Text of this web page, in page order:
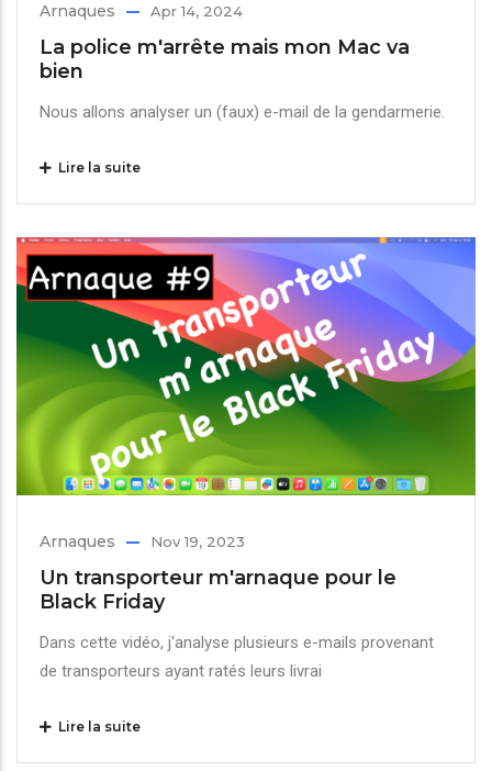
Arnaques Apr 14, 2024
La police m'arrête mais mon Mac va
bien
Nous allons analyser un (faux) e-mail de la gendarmerie.
Lire la suite
Arnaques Nov 19, 2023
Un transporteur m'arnaque pour le
Black Friday
Dans cette vidéo, j'analyse plusieurs e-mails provenant
de transporteurs ayant ratés leurs livrai
Lire la suite